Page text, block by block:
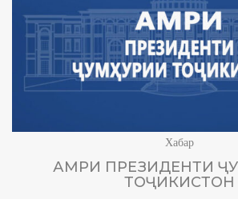
Хабар
АМРИ ПРЕЗИДЕНТИ
ТОҶИКИСТОН